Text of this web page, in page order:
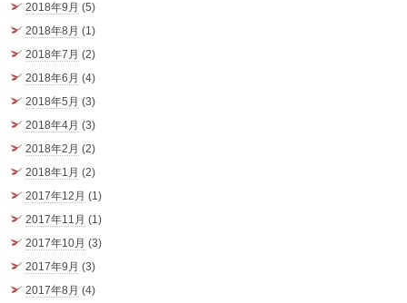
2018年9月 (5)
2018年8月 (1)
2018年7月 (2)
2018年6月 (4)
2018年5月 (3)
2018年4月 (3)
2018年2月 (2)
2018年1月 (2)
2017年12月 (1)
2017年11月 (1)
2017年10月 (3)
2017年9月 (3)
2017年8月 (4)